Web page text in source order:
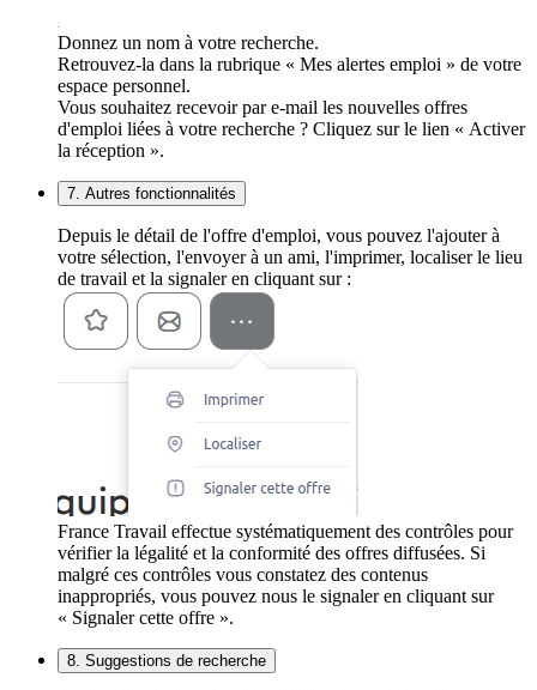
Donnez un nom à votre recherche.
Retrouvez-la dans la rubrique « Mes alertes emploi » de votre
espace personnel.
Vous souhaitez recevoir par e-mail les nouvelles offres
d'emploi liées à votre recherche ? Cliquez sur le lien « Activer
la réception ».
7. Autres fonctionnalités
Depuis le détail de l'offre d'emploi, vous pouvez l'ajouter à
votre sélection, l'envoyer à un ami, l'imprimer, localiser le lieu
de travail et la signaler en cliquant sur :
France Travail effectue systématiquement des contrôles pour
vérifier la légalité et la conformité des offres diffusées. Si
malgré ces contrôles vous constatez des contenus
inappropriés, vous pouvez nous le signaler en cliquant sur
« Signaler cette offre ».
8. Suggestions de recherche